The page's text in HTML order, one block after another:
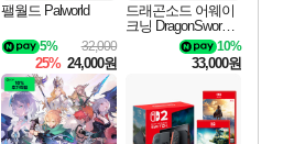
팰월드 Palworld
32,000
5%
25% 24,000원
드래곤소드 어웨이
크닝 DragonSword A
10%
33,000원